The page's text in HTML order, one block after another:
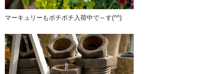
マーキュリーもボチボチ入荷中で～す(^^)